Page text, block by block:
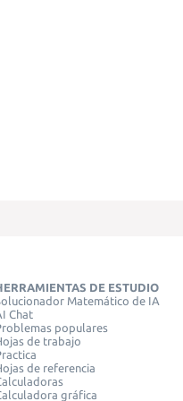
DE ESTUDIO
Matemático de IA
Chat
populares
de trabajo
de referencia
gráfica